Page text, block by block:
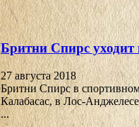
Бритни Спирс уходит
27 августа 2018
Бритни Спирс в
Калабасас, в Лос-
...